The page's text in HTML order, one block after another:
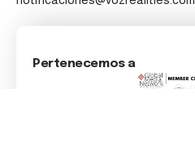
Pertenecemos a